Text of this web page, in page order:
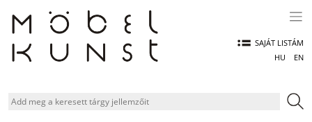
content
SAJÁT LISTÁM
HU
EN